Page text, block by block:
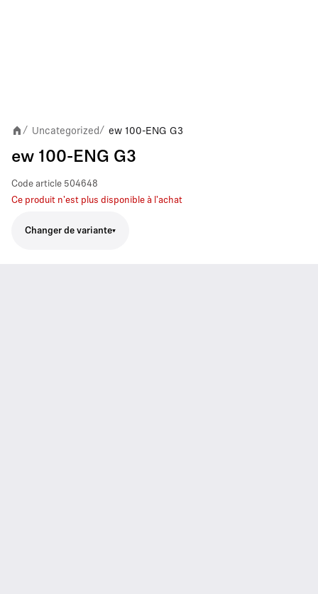
/ Uncategorized / ew 100-ENG G3
ew 100-ENG G3
Code article 504648
Ce produit n'est plus disponible à l'achat
Changer de variante